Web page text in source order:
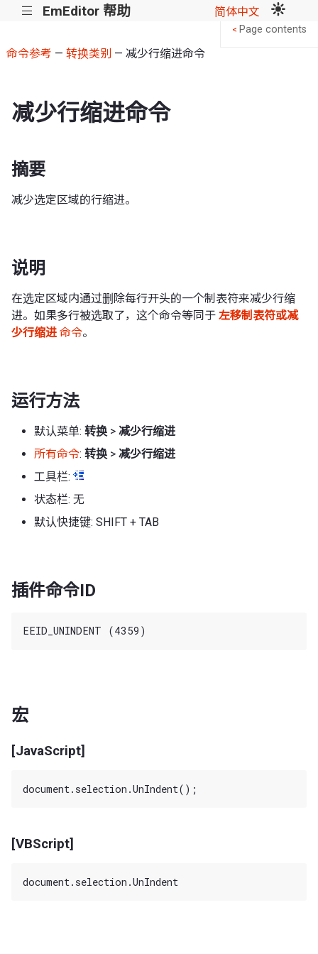
||| EmEditor 帮助 简体中文
命令参考 — 转换类别 — 减少行缩进命令
减少行缩进命令
摘要
减少选定区域的行缩进。
说明
在选定区域内通过删除每行开头的一个制表符来减少行缩
进。如果多行被选取了，这个命令等同于 左移制表符或减
少行缩进 命令。
运行方法
默认菜单: 转换 > 减少行缩进
所有命令: 转换 > 减少行缩进
工具栏:
状态栏: 无
默认快捷键: SHIFT + TAB
插件命令ID
宏
[JavaScript]
[VBScript]
< Page contents